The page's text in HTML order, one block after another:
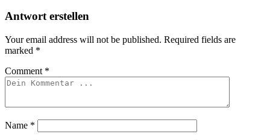
Antwort erstellen
Your email address will not be published. Required fields are
marked *
Comment *
Name *